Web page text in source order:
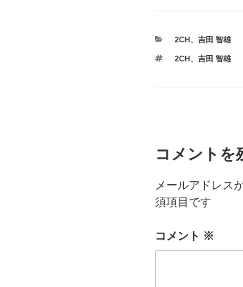
カ
ゴ
2CH 、 吉田 智雄
タ
2CH 、 吉田 智雄
コメントを
メールアドレス
須項目です
コメント ※